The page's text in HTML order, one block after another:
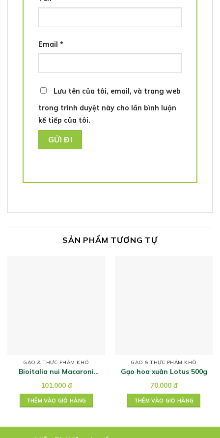
Email *
Lưu tên của tôi, email, và trang web
trong trình duyệt này cho lần bình luận
kế tiếp của tôi.
SẢN PHẨM TƯƠNG TỰ
GẠO & THỰC PHẨM KHÔ
Bioitalia nui Macaroni
101.000 đ
THÊM VÀO GIỎ HÀNG
GẠO & THỰC PHẨM KHÔ
Gạo hoa xuân Lotus 500g
70.000 đ
THÊM VÀO GIỎ HÀNG